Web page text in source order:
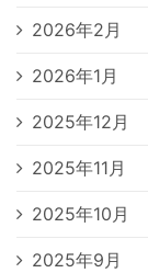
2026年2月
2026年1月
2025年12月
2025年11月
2025年10月
2025年9月